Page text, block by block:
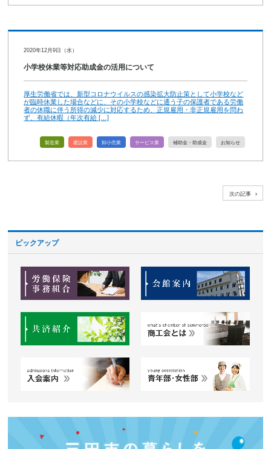
2020年12月9日（水）
小学校休業等対応助成金の活用について
厚生労働省では、新型コロナウイルスの感染拡大防止策として小学校など
が臨時休業した場合などに、その小学校などに通う子の保護者である労働
者の休職に伴う所得の減少に対応するため、正規雇用・非正規雇用を問わ
ず、有給休暇（年次有給 […]
製造業 建設業 卸小売業 サービス業 補助金・助成金 お知らせ
次の記事
ピックアップ